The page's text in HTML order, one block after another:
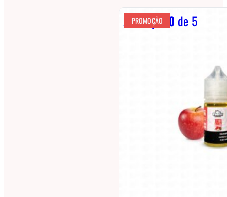
Avaliação 0 de 5
PROMOÇÃO